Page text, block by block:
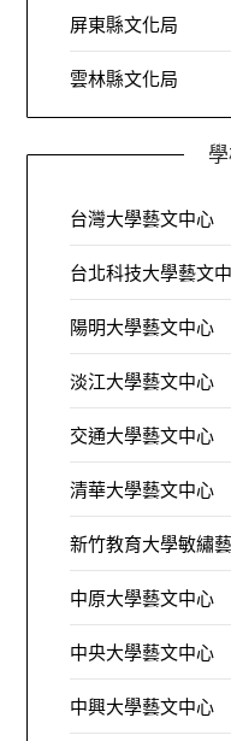
屏東縣文化局
雲林縣文化局
台灣大學藝文中心
台北科技大學藝文
陽明大學藝文中心
淡江大學藝文中心
交通大學藝文中心
清華大學藝文中心
新竹教育大學敏繡
中原大學藝文中心
中央大學藝文中心
中興大學藝文中心